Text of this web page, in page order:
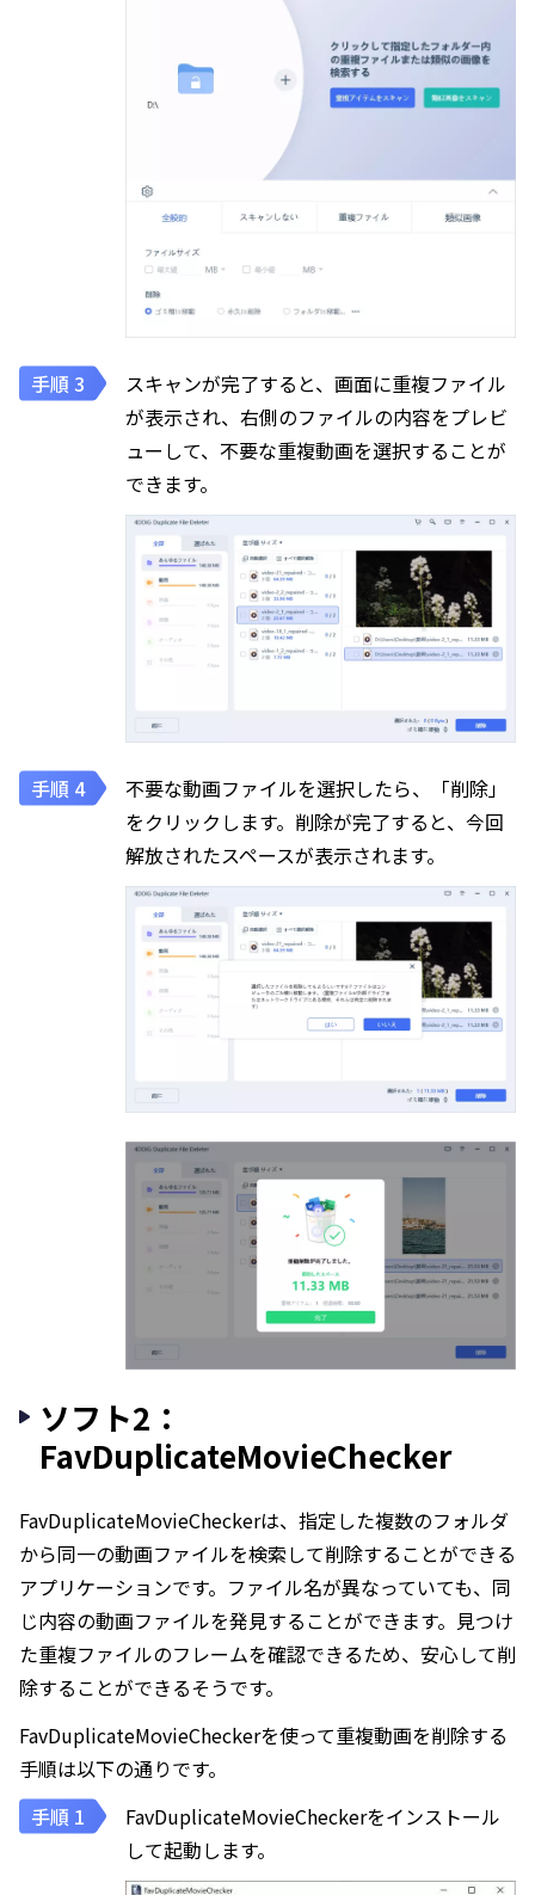
スキャンが完了すると、画面に重複ファイル
が表示され、右側のファイルの内容をプレビ
ューして、不要な重複動画を選択することが
できます。
不要な動画ファイルを選択したら、「削除」
をクリックします。削除が完了すると、今回
解放されたスペースが表示されます。
ソフト2：
FavDuplicateMovieChecker
FavDuplicateMovieCheckerは、指定した複数のフォルダ
から同一の動画ファイルを検索して削除することができる
アプリケーションです。ファイル名が異なっていても、同
じ内容の動画ファイルを発見することができます。見つけ
た重複ファイルのフレームを確認できるため、安心して削
除することができるそうです。
FavDuplicateMovieCheckerを使って重複動画を削除する
手順は以下の通りです。
FavDuplicateMovieCheckerをインストール
して起動します。